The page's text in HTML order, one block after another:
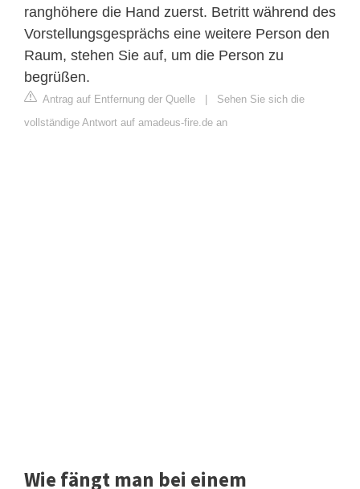
ranghöhere die Hand zuerst. Betritt während des
Vorstellungsgesprächs eine weitere Person den
Raum, stehen Sie auf, um die Person zu
begrüßen.
Antrag auf Entfernung der Quelle
Sehen Sie sich die
vollständige Antwort auf amadeus-fire.de an
Wie fängt man bei einem